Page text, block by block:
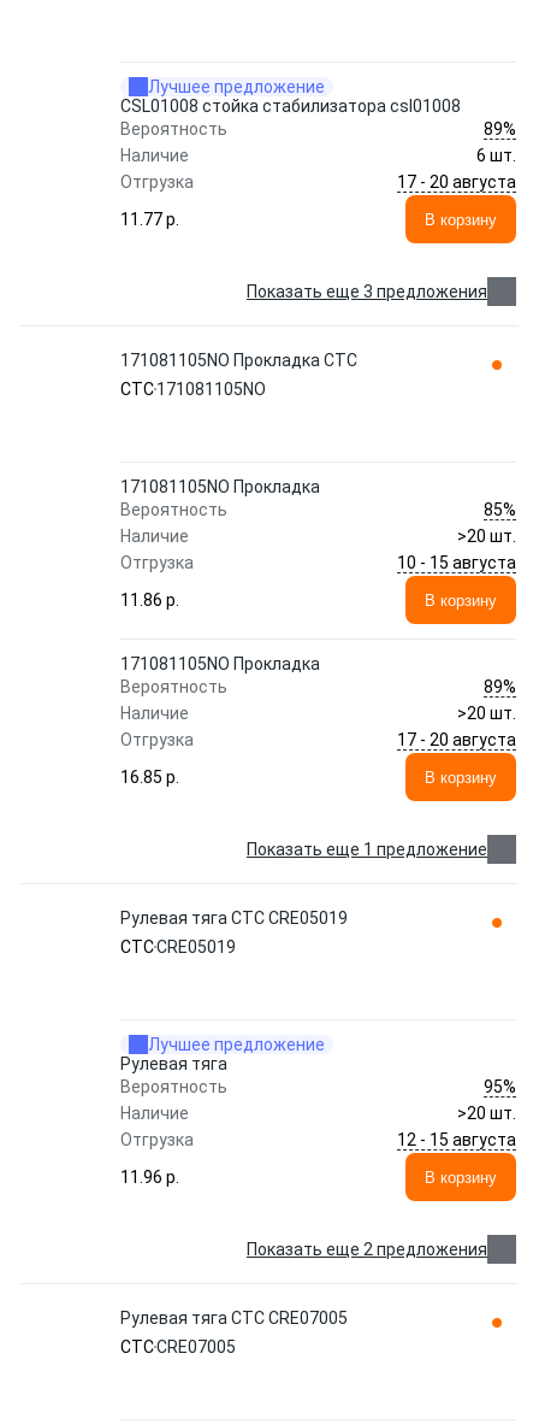
Лучшее предложение
CSL01008 стойка стабилизатора csl01008
Вероятность
89%
Наличие
6 шт.
Отгрузка
17 - 20 августа
11.77 p.
В корзину
Показать еще 3 предложения
171081105NO Прокладка CTC
CTC171081105NO
171081105NO Прокладка
Вероятность
85%
Наличие
>20 шт.
Отгрузка
10 - 15 августа
11.86 p.
В корзину
171081105NO Прокладка
Вероятность
89%
Наличие
>20 шт.
Отгрузка
17 - 20 августа
16.85 p.
В корзину
Показать еще 1 предложение
Рулевая тяга CTC CRE05019
CTCCRE05019
Лучшее предложение
Рулевая тяга
Вероятность
95%
Наличие
>20 шт.
Отгрузка
12 - 15 августа
11.96 p.
В корзину
Показать еще 2 предложения
Рулевая тяга CTC CRE07005
CTCCRE07005